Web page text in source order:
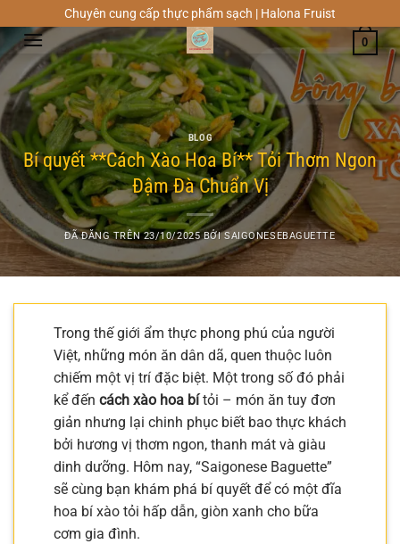
đến
nội
dung
Chuyên cung cấp thực phẩm sạch | Halona Fruist
0
BLOG
Bí quyết **Cách Xào Hoa Bí** Tỏi Thơm Ngon
Đậm Đà Chuẩn Vị
ĐÃ ĐĂNG TRÊN23/10/2025 BỞISAIGONESEBAGUETTE
Trong thế giới ẩm thực phong phú của người
Việt, những món ăn dân dã, quen thuộc luôn
chiếm một vị trí đặc biệt. Một trong số đó phải
kể đến cách xào hoa bítỏi – món ăn tuy đơn
giản nhưng lại chinh phục biết bao thực khách
bởi hương vị thơm ngon, thanh mát và giàu
dinh dưỡng. Hôm nay, “Saigonese Baguette”
sẽ cùng bạn khám phá bí quyết để có một đĩa
hoa bí xào tỏi hấp dẫn, giòn xanh cho bữa
cơm gia đình.